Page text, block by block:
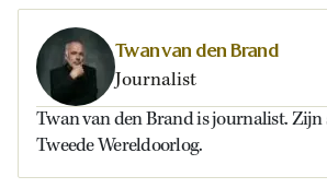
Twan van den Brand
Journalist
Twan van den Brand is journalist. Zijn
Tweede Wereldoorlog.